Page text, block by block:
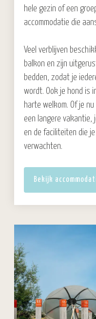
hele gezin of een
accommodatie die
Veel verblijven
balkon en zijn
bedden, zodat je
wordt. Ook je hond is
harte welkom. Of je
een langere
en de faciliteiten die
verwachten.
Bekijk